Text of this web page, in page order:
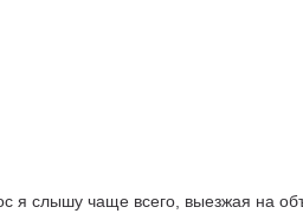
я слышу чаще всего, выезжая на